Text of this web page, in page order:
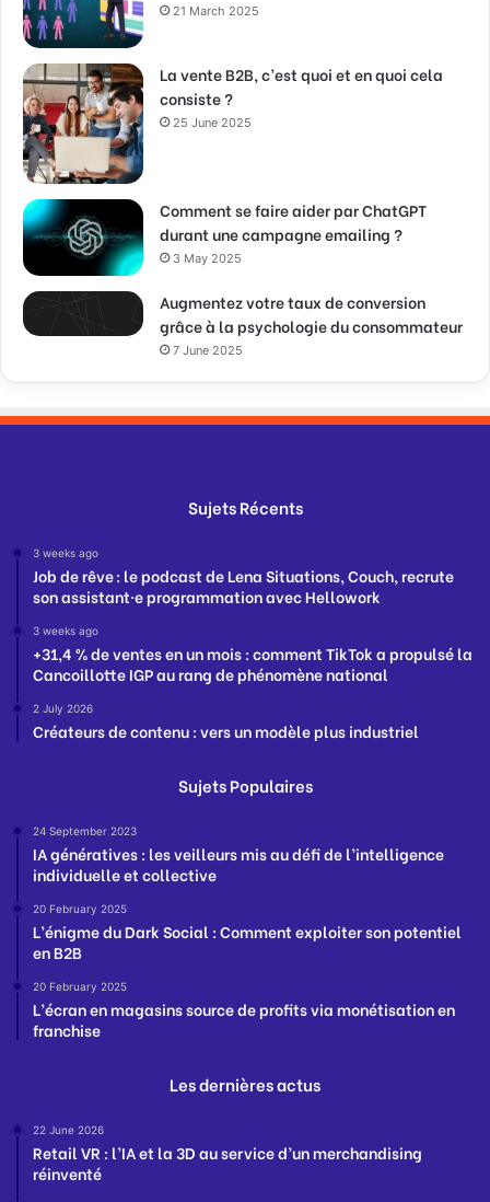
21 March 2025
La vente B2B, c’est quoi et en quoi cela
consiste ?
25 June 2025
Comment se faire aider par ChatGPT
durant une campagne emailing ?
3 May 2025
Augmentez votre taux de conversion
grâce à la psychologie du consommateur
7 June 2025
Sujets Récents
3 weeks ago
Job de rêve : le podcast de Lena Situations, Couch, recrute
son assistant·e programmation avec Hellowork
3 weeks ago
+31,4 % de ventes en un mois : comment TikTok a propulsé la
Cancoillotte IGP au rang de phénomène national
2 July 2026
Créateurs de contenu : vers un modèle plus industriel
Sujets Populaires
24 September 2023
IA génératives : les veilleurs mis au défi de l’intelligence
individuelle et collective
20 February 2025
L’énigme du Dark Social : Comment exploiter son potentiel
en B2B
20 February 2025
L’écran en magasins source de profits via monétisation en
franchise
Les dernières actus
22 June 2026
Retail VR : l’IA et la 3D au service d’un merchandising
réinventé